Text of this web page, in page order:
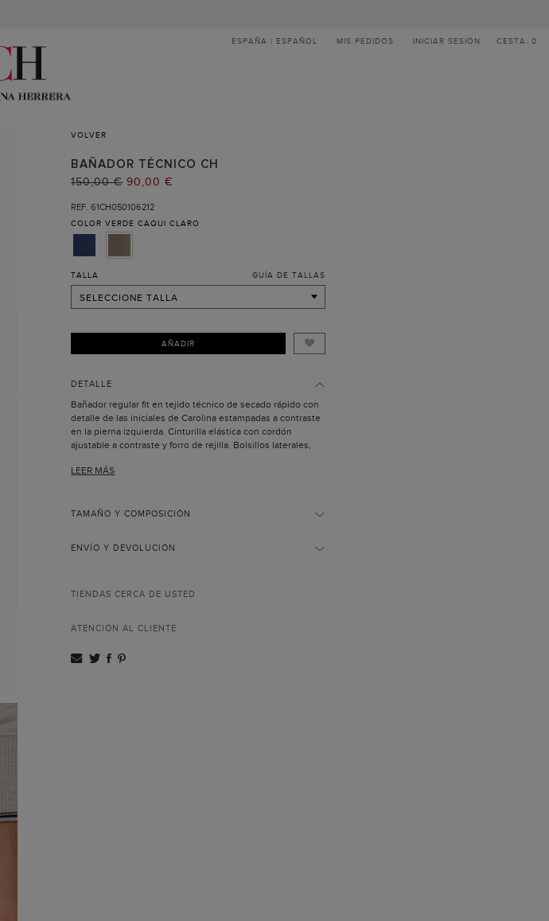
ESPAÑA | ESPAÑOL MIS PEDIDOS INICIAR SESIÓN CESTA: 0
VOLVER
BAÑADOR TÉCNICO CH
PRECIO
150,00 € PRECIO
90,00 €
REF. 61CH050106212
COLOR VERDE CAQUI CLARO
TALLA
SELECCIONE TALLA
M
XL GUÍA DE TALLAS
AÑADIR
DETALLE
Bañador regular fit en tejido técnico de secado rápido con
detalle de las iniciales de Carolina estampadas a contraste
en la pierna izquierda. Cinturilla elástica con cordón
ajustable a contraste y forro de rejilla. Bolsillos laterales,
interior.
LEER MÁS
TAMAÑO Y COMPOSICIÓN
ENVÍO Y DEVOLUCIÓN
TIENDAS CERCA DE USTED
ATENCIÓN AL CLIENTE